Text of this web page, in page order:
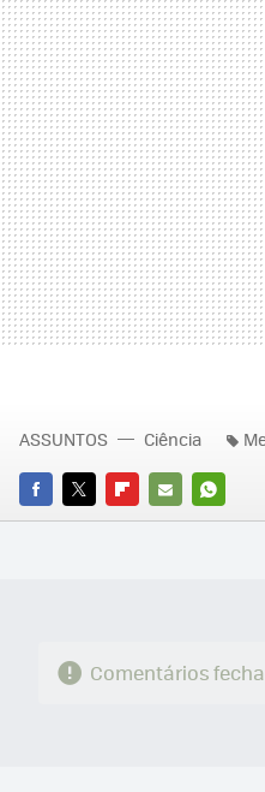
FACEBOOK
TWITTERFLIPBOARD
E-
ASSUNTOS Ciência
Comentários